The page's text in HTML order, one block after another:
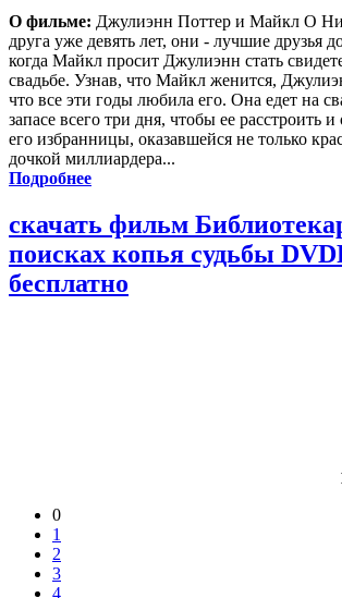
О фильме: Джулиэнн Поттер и Майкл О
друга уже девять лет, они - лучшие друзья
когда Майкл просит Джулиэнн стать
свадьбе. Узнав, что Майкл женится,
что все эти годы любила его. Она едет на
запасе всего три дня, чтобы ее расстроить
его избранницы, оказавшейся не только
дочкой миллиардера...
Подробнее
скачать фильм
поисках копья судьбы
бесплатно
0
1
2
3
4